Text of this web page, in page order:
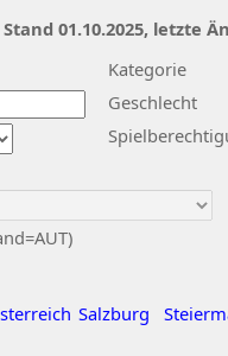
Kategorie
Geschlecht
Salzburg
01.10.2025, letzte